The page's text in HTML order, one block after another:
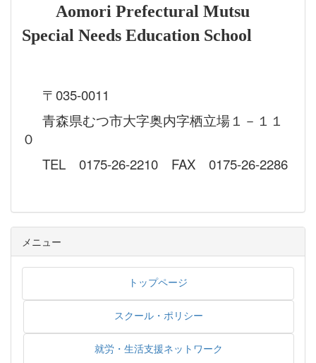
Aomori Prefectural Mutsu
Special Needs Education School
〒035-0011
青森県むつ市大字奥内字栖立場１－１１
０
TEL 0175-26-2210 FAX 0175-26-2286
メニュー
トップページ
スクール・ポリシー
就労・生活支援ネットワーク